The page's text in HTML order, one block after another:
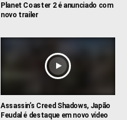
Planet Coaster 2 é anunciado com
novo trailer
Assassin’s Creed Shadows, Japão
Feudal é destaque em novo vídeo